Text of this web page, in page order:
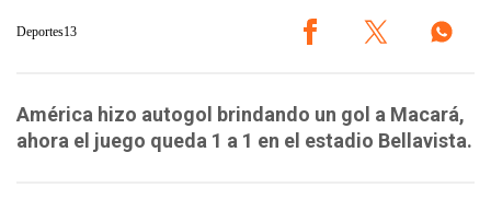
Deportes13
América hizo autogol brindando un gol a Macará,
ahora el juego queda 1 a 1 en el estadio Bellavista.